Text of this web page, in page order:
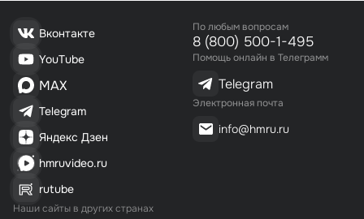
Вконтакте
YouTube
MAX
Telegram
Яндекс Дзен
hmruvideo.ru
rutube
Наши сайты в других странах
По любым вопросам
8 (800) 500-1-495
Помощь онлайн в Телеграмм
Telegram
Электронная почта
info@hmru.ru